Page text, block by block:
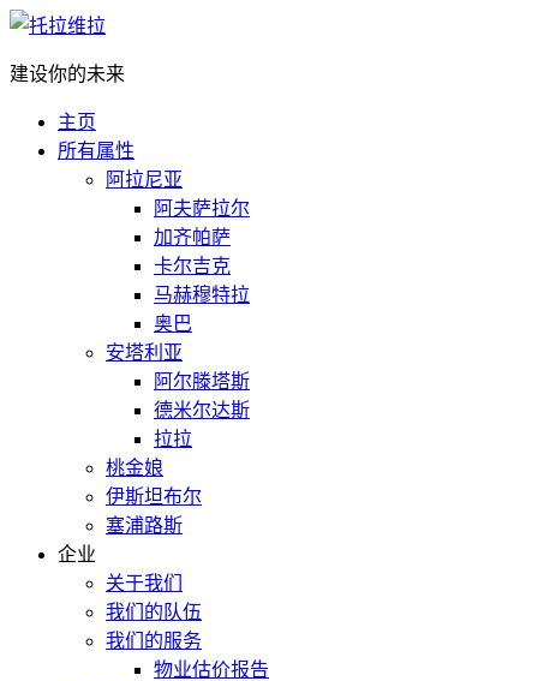
建设你的未来
主页
所有属性
阿拉尼亚
阿夫萨拉尔
加齐帕萨
卡尔吉克
马赫穆特拉
奥巴
安塔利亚
阿尔滕塔斯
德米尔达斯
拉拉
桃金娘
伊斯坦布尔
塞浦路斯
企业
关于我们
我们的队伍
我们的服务
物业估价报告